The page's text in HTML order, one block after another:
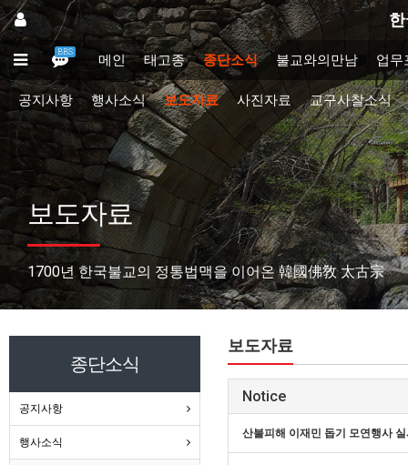
BBS
메인 태고종 종단소식 불교와의만남 업무
공지사항 행사소식 보도자료 사진자료 교구사찰소식
보도자료
1700년 한국불교의 정통법맥을 이어온 韓國佛敎 太古宗
보도자료
Notice
산불피해 이재민 돕기 모연행사
종단소식
공지사항
행사소식